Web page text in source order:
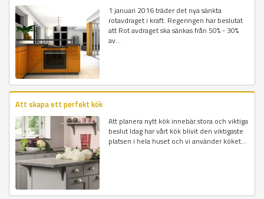
1 januari 2016 träder det nya sänkta
rotavdraget i kraft. Regeringen har beslutat
att Rot avdraget ska sänkas från 50% - 30%
av...
Att skapa ett perfekt kök
Att planera nytt kök innebär stora och viktiga
beslut Idag har vårt kök blivit den viktigaste
platsen i hela huset och vi använder köket...